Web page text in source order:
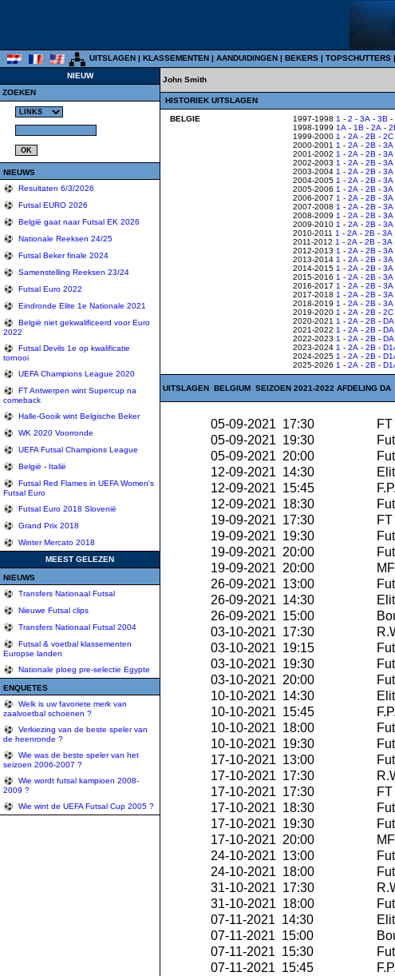
UITSLAGEN | KLASSEMENTEN | AANDUIDINGEN | BEKERS | TOPSCHUTTERS |
NIEUW
ZOEKEN
NIEUWS
Resultaten 6/3/2026
Futsal EURO 2026
België gaat naar Futsal EK 2026
Nationale Reeksen 24/25
Futsal Beker finale 2024
Samenstelling Reeksen 23/24
Futsal Euro 2022
Eindronde Elite 1e Nationale 2021
België niet gekwalificeerd voor Euro
2022
Futsal Devils 1e op kwalificatie
tornooi
UEFA Champions League 2020
FT Antwerpen wint Supercup na
comeback
Halle-Gooik wint Belgische Beker
WK 2020 Voorronde
UEFA Futsal Champions League
België - Italië
Futsal Red Flames in UEFA Women's
Futsal Euro
Futsal Euro 2018 Slovenië
Grand Prix 2018
Winter Mercato 2018
MEEST GELEZEN
NIEUWS
Transfers Nationaal Futsal
Nieuwe Futsal clips
Transfers Nationaal Futsal 2004
Futsal & voetbal klassementen
Europse landen
Nationale ploeg pre-selectie Egypte
ENQUETES
Welk is uw favoriete merk van
zaalvoetbal schoenen ?
Verkiezing van de beste speler van
de heenronde ?
Wie was de beste speler van het
seizoen 2006-2007 ?
Wie wordt futsal kampioen 2008-
2009 ?
Wie wint de UEFA Futsal Cup 2005 ?
John Smith
HISTORIEK UITSLAGEN
BELGIE 1997-1998 1 - 2 - 3A - 3B -
1998-1999 1A - 1B - 2A -
1999-2000 1 - 2A - 2B - 2C
2000-2001 1 - 2A - 2B - 3A
2001-2002 1 - 2A - 2B - 3A
2002-2003 1 - 2A - 2B - 3A
2003-2004 1 - 2A - 2B - 3A
2004-2005 1 - 2A - 2B - 3A
2005-2006 1 - 2A - 2B - 3A
2006-2007 1 - 2A - 2B - 3A
2007-2008 1 - 2A - 2B - 3A
2008-2009 1 - 2A - 2B - 3A
2009-2010 1 - 2A - 2B - 3A
2010-2011 1 - 2A - 2B - 3A
2011-2012 1 - 2A - 2B - 3A
2012-2013 1 - 2A - 2B - 3A
2013-2014 1 - 2A - 2B - 3A
2014-2015 1 - 2A - 2B - 3A
2015-2016 1 - 2A - 2B - 3A
2016-2017 1 - 2A - 2B - 3A
2017-2018 1 - 2A - 2B - 3A
2018-2019 1 - 2A - 2B - 3A
2019-2020 1 - 2A - 2B - 2C
2020-2021 1 - 2A - 2B - DA
2021-2022 1 - 2A - 2B - DA
2022-2023 1 - 2A - 2B - DA
2023-2024 1 - 2A - 2B -
2024-2025 1 - 2A - 2B -
2025-2026 1 - 2A - 2B -
UITSLAGEN BELGIUM SEIZOEN 2021-2022 AFDELING DA
05-09-2021 17:30
05-09-2021 19:30
05-09-2021 20:00
12-09-2021 14:30
12-09-2021 15:45
12-09-2021 18:30
19-09-2021 17:30
19-09-2021 19:30
19-09-2021 20:00
19-09-2021 20:00
26-09-2021 13:00
26-09-2021 14:30
26-09-2021 15:00
03-10-2021 17:30
03-10-2021 19:15
03-10-2021 19:30
03-10-2021 20:00
10-10-2021 14:30
10-10-2021 15:45
10-10-2021 18:00
10-10-2021 19:30
17-10-2021 13:00
17-10-2021 17:30
17-10-2021 17:30
17-10-2021 18:30
17-10-2021 19:30
17-10-2021 20:00
24-10-2021 13:00
24-10-2021 18:00
31-10-2021 17:30
31-10-2021 18:00
07-11-2021 14:30
07-11-2021 15:00
07-11-2021 15:30
07-11-2021 15:45